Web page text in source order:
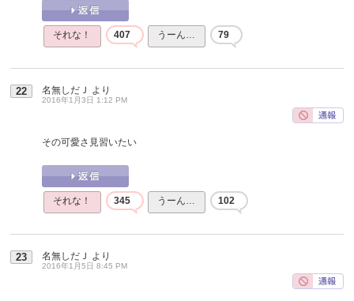
それな！ 407 うーん… 79
22 名無しだＪ より
2016年1月3日 1:12 PM
その可愛さ見習いたい
それな！ 345 うーん… 102
23 名無しだＪ より
2016年1月5日 8:45 PM